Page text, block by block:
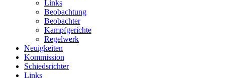
Links
Beobachtung
Beobachter
Kampfgerichte
Regelwerk
Neuigkeiten
Kommission
Schiedsrichter
Links